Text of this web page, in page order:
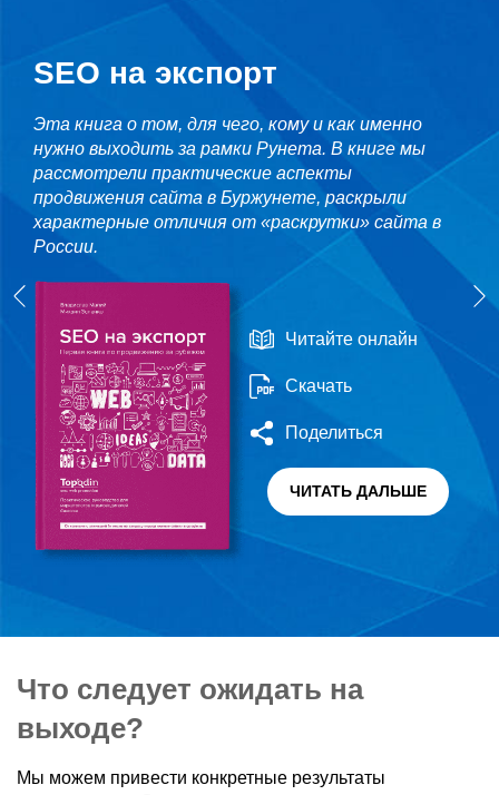
SEO на экспорт
Эта книга о том, для чего, кому и как именно
нужно выходить за рамки Рунета. В книге мы
рассмотрели практические аспекты
продвижения сайта в Буржунете, раскрыли
характерные отличия от «раскрутки» сайта в
России.
Читайте онлайн
Скачать
Поделиться
ЧИТАТЬ ДАЛЬШЕ
Что следует ожидать на
выходе?
Мы можем привести конкретные результаты